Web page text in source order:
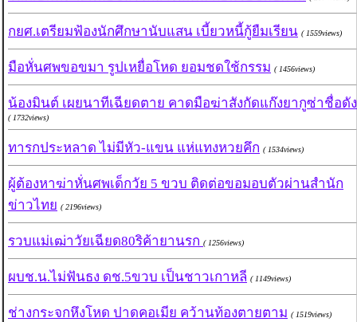
กยศ.เตรียมฟ้องนักศึกษานับแสน เบี้ยวหนี้กู้ยืมเรียน ( 1559views)
มือหั่นศพขอขมา รูปเหยื่อโหด ยอมชดใช้กรรม ( 1456views)
น้องมินต์ เผยนาทีเฉียดตาย คาดมือฆ่าสังกัดแก๊งยากูซ่าชื่อดัง
( 1732views)
ทารกประหลาด ไม่มีหัว-แขน แห่แทงหวยคึก ( 1534views)
ผู้ต้องหาฆ่าหั่นศพเด็กวัย 5 ขวบ ติดต่อขอมอบตัวผ่านสำนัก
ข่าวไทย ( 2196views)
รวบแม่เฒ่าวัยเฉียด80ริค้ายานรก ( 1256views)
ผบช.น.ไม่ฟันธง ดช.5ขวบ เป็นชาวเกาหลี ( 1149views)
ช่างกระจกหึงโหด ปาดคอเมีย คว้านท้องตายตาม ( 1519views)